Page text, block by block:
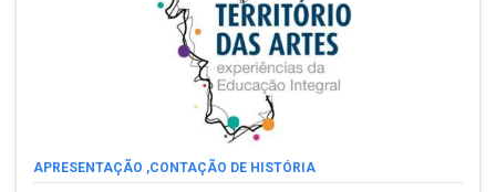
APRESENTAÇÃO ,CONTAÇÃO DE HISTÓRIA